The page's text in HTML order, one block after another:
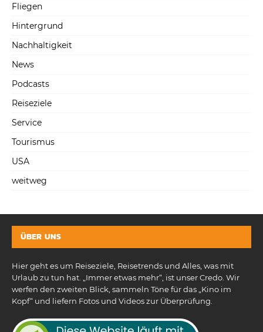
Fliegen
Hintergrund
Nachhaltigkeit
News
Podcasts
Reiseziele
Service
Tourismus
USA
weitweg
ÜBER UNS
Hier geht es um Reiseziele, Reisetrends und Alles, was mit
Urlaub zu tun hat. „Immer etwas mehr“, ist unser Credo. Wir
werfen den zweiten Blick, sammeln Töne für das „Kino im
Kopf“ und liefern Fotos und Videos zur Überprüfung.